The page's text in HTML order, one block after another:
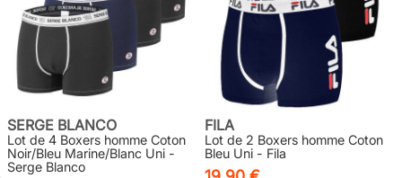
SERGE BLANCO
Lot de 4 Boxers homme Coton
Noir/Bleu Marine/Blanc Uni -
Serge Blanco
FILA
Lot de 2 Boxers homme Coton
Bleu Uni - Fila